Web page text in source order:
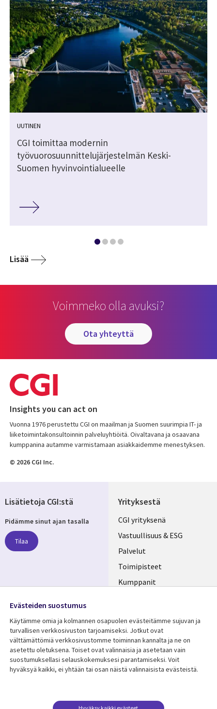
UUTINEN
CGI toimittaa modernin
työvuorosuunnittelujärjestelmän Keski-
Suomen hyvinvointialueelle
Lisää
Voimmeko olla avuksi?
ota yhteyttä
Insights you can act on
Vuonna 1976 perustettu CGI on maailman ja Suomen suurimpia IT- ja
liiketoimintakonsultoinnin palveluyhtiöitä. Oivaltavana ja osaavana
kumppanina autamme varmistamaan asiakkaidemme menestyksen.
© 2026 CGI Inc.
Yrityksestä
Useful
links
FINLAND
CGI yrityksenä
Vastuullisuus & ESG
Palvelut
Toimipisteet
Kumppanit
Resurssikeskus
Library
Asiakastarinat
Lisätietoa
Legal
Tietosuoja
Käyttöehdot
Lisätietoja CGI:stä
Pidämme sinut ajan tasalla
Tilaa
Media
FINLAND
Evästeiden suostumus
Käytämme omia ja kolmannen osapuolen evästeitämme sujuvan ja
turvallisen verkkosivuston tarjoamiseksi. Jotkut ovat
välttämättömiä verkkosivustomme toiminnan kannalta ja ne on
asetettu oletuksena. Toiset ovat valinnaisia ​​ja asetetaan vain
suostumuksellasi selauskokemuksesi parantamiseksi. Voit
hyväksyä kaikki, ei yhtään tai osan näistä valinnaisista evästeistä.